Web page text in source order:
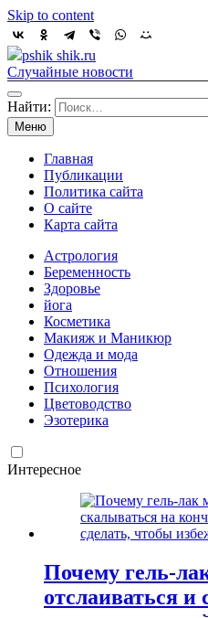
Skip to content
pshik shik.ru
Случайные новости
Найти:
Меню
Главная
Публикации
Политика сайта
О сайте
Карта сайта
Астрология
Беременность
Здоровье
йога
Косметика
Макияж и Маникюр
Одежда и мода
Отношения
Психология
Цветоводство
Эзотерика
Интересное
Почему гель-
отслаиваться и